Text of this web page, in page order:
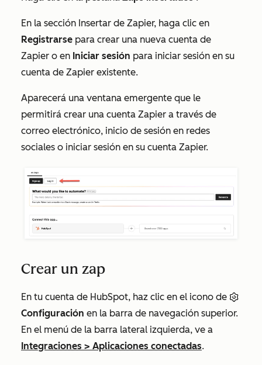
En la sección Insertar de Zapier, haga clic en
Registrarse para crear una nueva cuenta de
Zapier o en Iniciar sesión para iniciar sesión en su
cuenta de Zapier existente.
Aparecerá una ventana emergente que le
permitirá crear una cuenta Zapier a través de
correo electrónico, inicio de sesión en redes
sociales o iniciar sesión en su cuenta Zapier.
Crear un zap
En tu cuenta de HubSpot, haz clic en el icono de
Configuración en la barra de navegación superior.
En el menú de la barra lateral izquierda, ve a
Integraciones > Aplicaciones conectadas.